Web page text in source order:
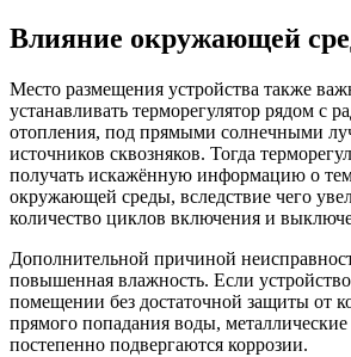
Влияние окружающей
Место размещения устройства также
устанавливать терморегулятор рядом с
отопления, под прямыми солнечными
источников сквозняков. Тогда
получать искажённую информацию о
окружающей среды, вследствие чего
количество циклов включения и
Дополнительной причиной
повышенная влажность. Если
помещении без достаточной защиты от
прямого попадания воды,
постепенно подвергаются коррозии.